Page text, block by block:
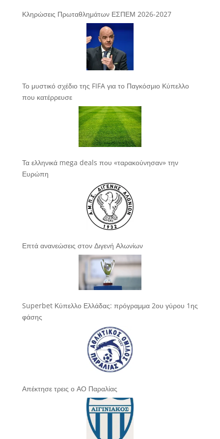
Κληρώσεις Πρωταθλημάτων ΕΣΠΕΜ 2026-2027
Το μυστικό σχέδιο της FIFA για το Παγκόσμιο Κύπελλο
που κατέρρευσε
Τα ελληνικά mega deals που «ταρακούνησαν» την
Ευρώπη
Επτά ανανεώσεις στον Διγενή Αλωνίων
Superbet Κύπελλο Ελλάδας: πρόγραμμα 2ου γύρου 1ης
φάσης
Απέκτησε τρεις ο ΑΟ Παραλίας